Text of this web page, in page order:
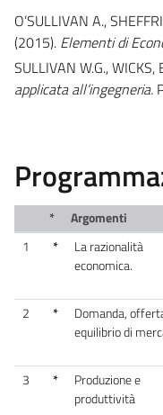
O’SULLIVAN A.,
(2015). Elementi di
SULLIVAN W.G.,
applicata all’ingegneria.
* Argomenti
1
*
La razionalità
economica.
2
*
Domanda,
equilibrio di
3
*
Produzione e
produttività